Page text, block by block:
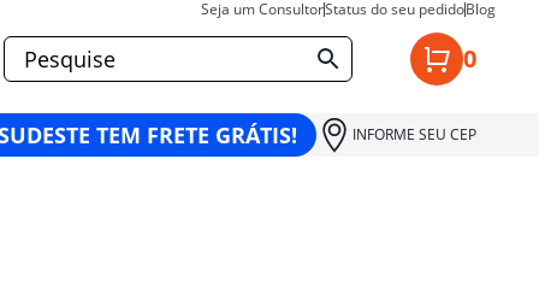
Seja um ConsultorStatus do seu pedidoBlog
0
TEM FRETE GRÁTIS! INFORME SEU CEP